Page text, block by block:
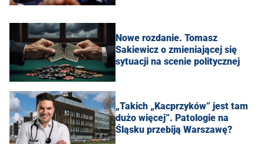
Nowe rozdanie. Tomasz
Sakiewicz o zmieniającej się
sytuacji na scenie politycznej
„Takich „Kacprzyków” jest tam
dużo więcej”. Patologie na
Śląsku przebiją Warszawę?